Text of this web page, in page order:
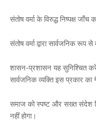
संतोष वर्मा के विरुद्ध निष्पक्ष
संतोष वर्मा द्वारा सार्वजनिक रूप
शासन-प्रशासन यह सुनिश्चित करे
सार्वजनिक व्यक्ति इस प्रकार का
समाज को स्पष्ट और सख्त संदेश
नहीं होगा।